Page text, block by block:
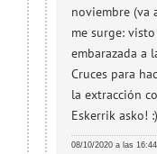
noviembre (va
me surge:
embarazada a
Cruces para
la extracción
Eskerrik asko! :)
08/10/2020 a las 16:44